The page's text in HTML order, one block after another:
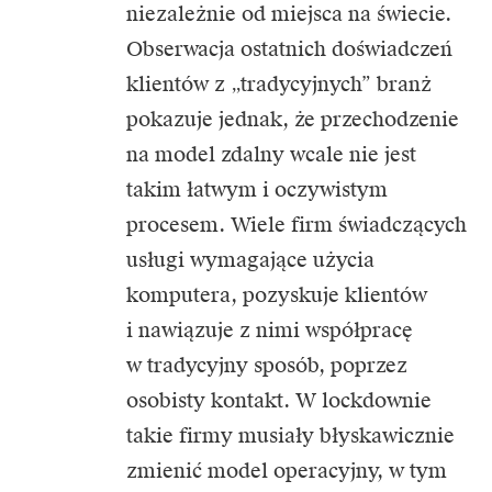
niezależnie od miejsca na świecie.
Obserwacja ostatnich doświadczeń
klientów z „tradycyjnych” branż
pokazuje jednak, że przechodzenie
na model zdalny wcale nie jest
takim łatwym i oczywistym
procesem. Wiele firm świadczących
usługi wymagające użycia
komputera, pozyskuje klientów
i nawiązuje z nimi współpracę
w tradycyjny sposób, poprzez
osobisty kontakt. W lockdownie
takie firmy musiały błyskawicznie
zmienić model operacyjny, w tym